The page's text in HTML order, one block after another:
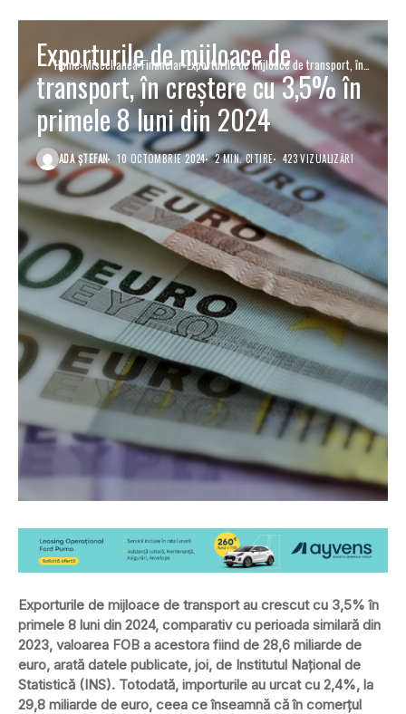
Home Miscellanea Financiar Exporturile de mijloace de transport, în
creștere cu 3,5% în primele 8 luni din
2024
Exporturile de mijloace de
transport, în creștere cu 3,5% în
primele 8 luni din 2024
ADA ȘTEFAN 10 OCTOMBRIE 2024 2 MIN. CITIRE 423 VIZUALIZĂRI
Exporturile de mijloace de transport au crescut cu 3,5% în
primele 8 luni din 2024, comparativ cu perioada similară din
2023, valoarea FOB a acestora fiind de 28,6 miliarde de
euro, arată datele publicate, joi, de Institutul Național de
Statistică (INS). Totodată, importurile au urcat cu 2,4%, la
29,8 miliarde de euro, ceea ce înseamnă că în comerțul